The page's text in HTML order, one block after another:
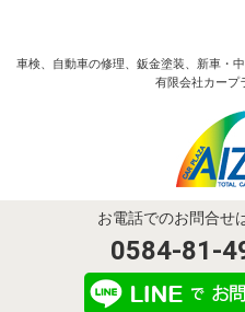
車検、自動車の修理、鈑金塗装、新車・
有限会社カープ
お電話でのお問合せ
0584-81-